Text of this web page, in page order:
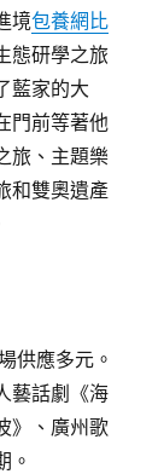
境包養網比
態研學之旅
藍家的大
門前等著他
旅、主題樂
和雙奧遺產
供應多元。
藝話劇《海
》、廣州歌
。